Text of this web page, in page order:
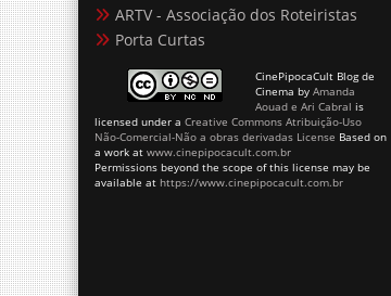
Porta Curtas
Aouad e Ari Cabralis
licensed under aCreative Commons Atribuição-Uso
Não-Comercial-Não a obras derivadas LicenseBased on
a work atwww.cinepipocacult.com.br
Permissions beyond the scope of this license may be
available athttps://www.cinepipocacult.com.br
CinePipocaCult :: bom cinema